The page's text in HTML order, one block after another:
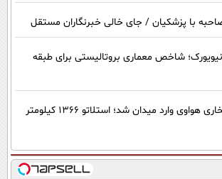
با پزشکیان / جای خالی خبرنگاران مستقل
شاخص معماری بروتالیستی برای طبقه
غول 586 اسب بخاری هواوی وارد میدان شد؛ استلاتو 1366 کیلومتر